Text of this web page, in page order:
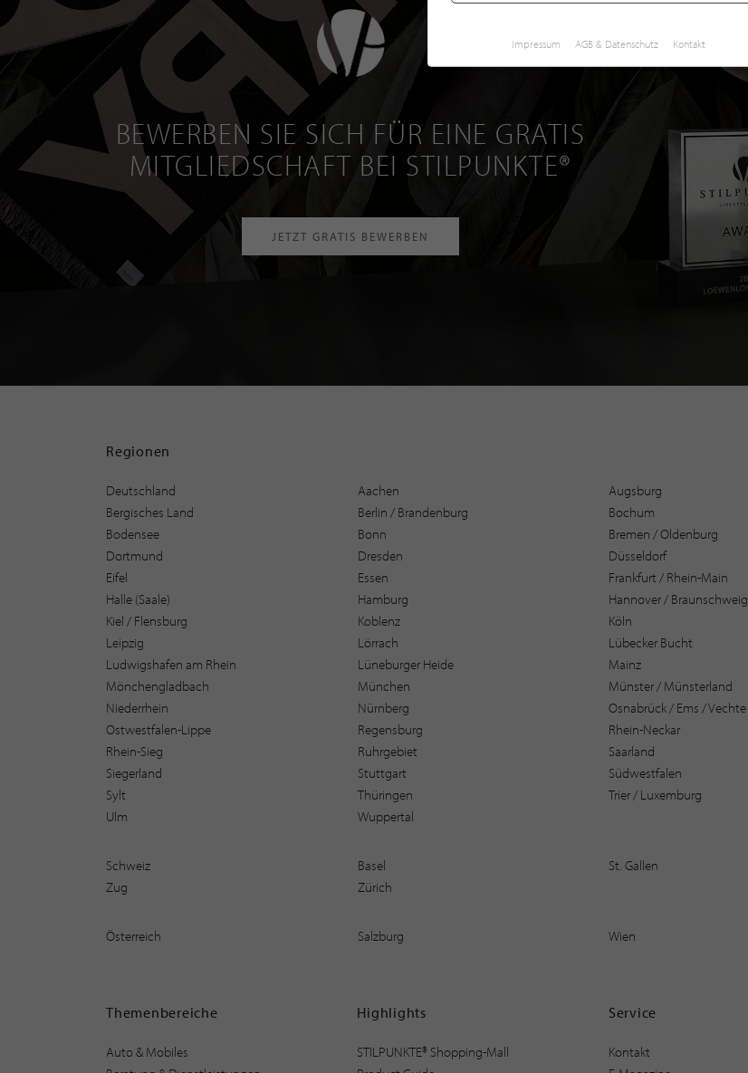
BEWERBEN SIE SICH FÜR EINE GRATIS
MITGLIEDSCHAFT BEI STILPUNKTE®
JETZT GRATIS BEWERBEN
Regionen
Deutschland Aachen
Augsburg
Bergisches Land
Berlin / Brandenburg
Bochum
Bodensee
Bonn
Bremen / Oldenburg
Dortmund
Dresden
Düsseldorf
Eifel
Essen
Frankfurt / Rhein-Main
Halle (Saale)
Hamburg
Hannover / Braunschweig
Kiel / Flensburg
Koblenz
Köln
Leipzig
Lörrach
Lübecker Bucht
Ludwigshafen am Rhein
Lüneburger Heide
Mainz
Mönchengladbach
München
Münster / Münsterland
Niederrhein
Nürnberg
Osnabrück / Ems / Vechte
Ostwestfalen-Lippe
Regensburg
Rhein-Neckar
Rhein-Sieg
Ruhrgebiet
Saarland
Siegerland
Stuttgart
Südwestfalen
Sylt
Thüringen
Trier / Luxemburg
Ulm
Wuppertal
Schweiz Basel
St. Gallen
Zug
Zürich
Österreich Salzburg Wien
Themenbereiche
Auto & Mobiles
Highlights
STILPUNKTE® Shopping-Mall
Service
Kontakt
Impressum AGB & Datenschutz Kontakt